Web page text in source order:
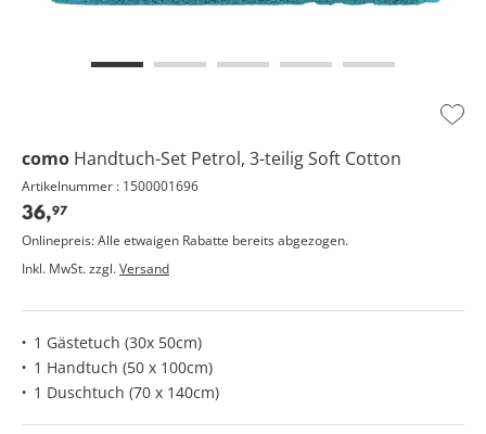
Zur
como Handtuch-Set Petrol, 3-teiligSoft Cotton
Artikelnummer : 1500001696
36,97
Onlinepreis: Alle etwaigen Rabatte bereits abgezogen.
Inkl. MwSt. zzgl.Versand
1 Gästetuch (30x 50cm)
1 Handtuch (50 x 100cm)
1 Duschtuch (70 x 140cm)